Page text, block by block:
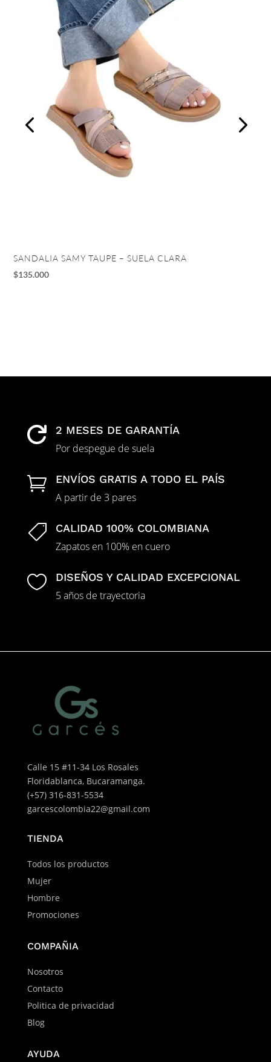
SANDALIA SAMY TAUPE – SUELA CLARA
$135.000
 2 MESES DE GARANTÍA
Por despegue de suela
 ENVÍOS GRATIS A TODO EL PAÍS
A partir de 3 pares
 CALIDAD 100% COLOMBIANA
Zapatos en 100% en cuero
 DISEÑOS Y CALIDAD EXCEPCIONAL
5 años de trayectoria
Calle 15 #11-34 Los Rosales
Floridablanca, Bucaramanga.
(+57) 316-831-5534
garcescolombia22@gmail.com
TIENDA
Todos los productos
Mujer
Hombre
Promociones
COMPAÑIA
Nosotros
Contacto
Politica de privacidad
Blog
AYUDA